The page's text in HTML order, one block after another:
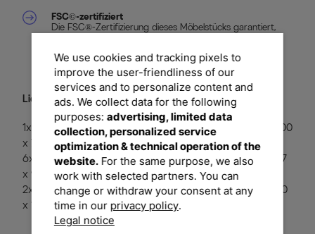
FSC©-zertifiziert
Die FSC®-Zertifizierung dieses Möbelstücks garantiert,
Lieferumfang:
1x OUTFLEXX Ausziehtisch silber/natur, ca. 200/300 x 100
x 75-77 cm
6x Stern Stapelsessel 'Cardiff', silber/silbergrau, ca. 61 x 57
x 92 cm (417475)
2x Stern Klappstühle 'Cardiff', silber/silbergrau, ca. 69 x 60
x 110 cm (417476)
We use cookies and tracking pixels to
improve the user-friendliness of our
services and to personalize content and
ads. We collect data for the following
purposes: advertising, limited data
collection, personalized service
optimization & technical operation of the
website.For the same purpose, we also
work with selected partners. You can
change or withdraw your consent at any
time in our privacy policy.
Legal notice